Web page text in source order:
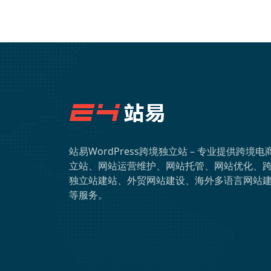
站易WordPress跨境独立站 – 专业提供跨境电
立站、网站运营维护、网站托管、网站优化、
独立站建站、外贸网站建设、海外多语言网站
等服务。